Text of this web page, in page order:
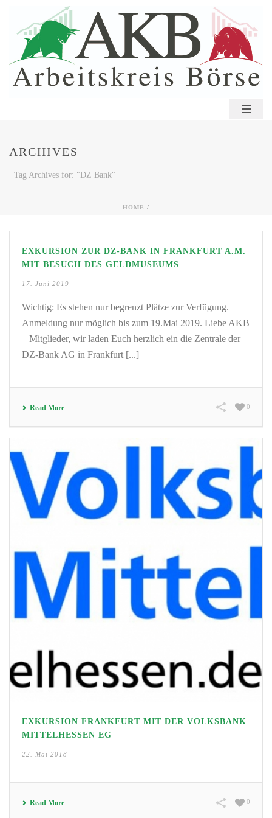
ARCHIVES
Tag Archives for: "DZ Bank"
HOME /
EXKURSION ZUR DZ-BANK IN FRANKFURT A.M.
MIT BESUCH DES GELDMUSEUMS
17. Juni 2019
Wichtig: Es stehen nur begrenzt Plätze zur Verfügung.
Anmeldung nur möglich bis zum 19.Mai 2019. Liebe AKB
– Mitglieder, wir laden Euch herzlich ein die Zentrale der
DZ-Bank AG in Frankfurt [...]
Read More 0
EXKURSION FRANKFURT MIT DER VOLKSBANK
MITTELHESSEN EG
22. Mai 2018
Read More 0